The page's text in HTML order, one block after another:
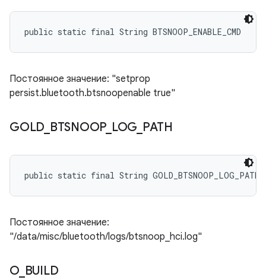
public static final String BTSNOOP_ENABLE_CMD
Постоянное значение: "setprop
persist.bluetooth.btsnoopenable true"
GOLD BTSNOOP_ LOG PATH
public static final String GOLD_BTSNOOP_LOG_PATH
Постоянное значение:
"/data/misc/bluetooth/logs/btsnoop_hci.log"
O_ BUILD